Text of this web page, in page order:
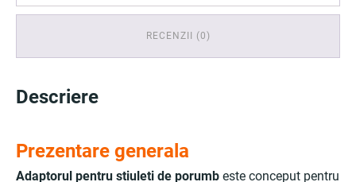
RECENZII (0)
Descriere
Prezentare generala
Adaptorul pentru stiuleti de porumb este conceput pentru